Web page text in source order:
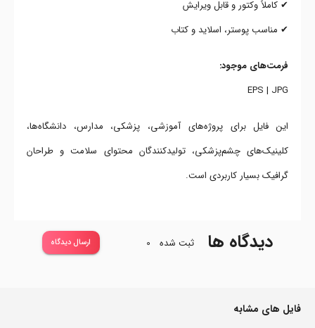
✔ کاملاً وکتور و قابل ویرایش
✔ مناسب پوستر، اسلاید و کتاب
فرمت‌های موجود:
EPS | JPG
این فایل برای پروژه‌های آموزشی، پزشکی، مدارس، دانشگاه‌ها،
کلینیک‌های چشم‌پزشکی، تولیدکنندگان محتوای سلامت و طراحان
گرافیک بسیار کاربردی است.
دیدگاه ها ثبت شده 0 ارسال دیدگاه
فایل های مشابه